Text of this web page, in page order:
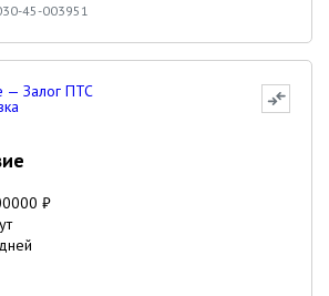
45-003951
₽
дней